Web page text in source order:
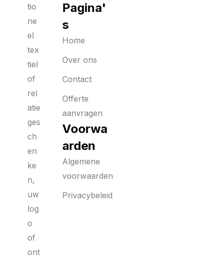
tio
ne
el
tex
tiel
of
rel
atie
ges
ch
en
ke
n,
uw
log
o
of
ont
Pagina'
s
Home
Over ons
Contact
Offerte
aanvragen
Voorwa
arden
Algemene
voorwaarden
Privacybeleid